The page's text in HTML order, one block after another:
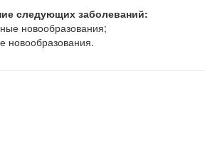
следующих заболеваний:
новообразования;
новообразования.